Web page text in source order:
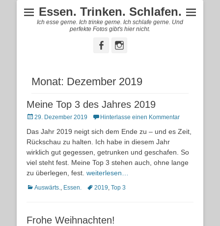
Essen. Trinken. Schlafen.
Ich esse gerne. Ich trinke gerne. Ich schlafe gerne. Und
perfekte Fotos gibt's hier nicht.
FacebookInstagram
Monat: Dezember 2019
Meine Top 3 des Jahres 2019
Posted29. Dezember 2019 Hinterlasse einen Kommentar
Das Jahr 2019 neigt sich dem Ende zu – und es Zeit,
Rückschau zu halten. Ich habe in diesem Jahr
wirklich gut gegessen, getrunken und geschafen. So
viel steht fest. Meine Top 3 stehen auch, ohne lange
zu überlegen, fest. weiterlesen…
Kategorien
Auswärts., Essen. Schlagworte
2019, Top 3
Frohe Weihnachten!